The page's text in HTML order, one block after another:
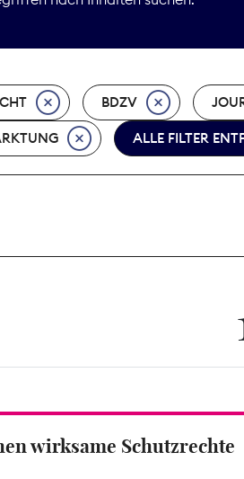
BDZV
ALLE FILTER
wirksame Schutzrechte